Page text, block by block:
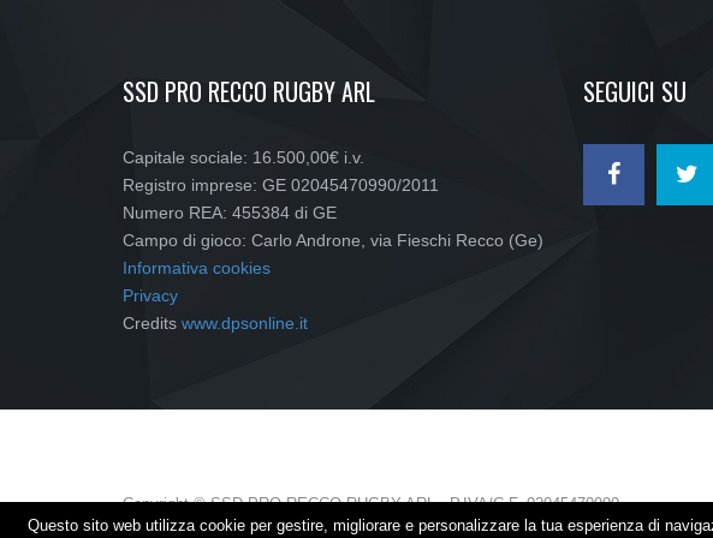
SSD PRO RECCO RUGBY ARL
Capitale sociale: 16.500,00€ i.v.
Registro imprese: GE 02045470990/2011
Numero REA: 455384 di GE
Campo di gioco: Carlo Androne, via Fieschi Recco (Ge)
Informativa cookies
Privacy
Credits www.dpsonline.it
SEGUICI SU
Copyright © SSD PRO RECCO RUGBY ARL - P.IVA/C.F. 02045470990
Questo sito web utilizza cookie per gestire, migliorare e personalizzare la tua esperienza di